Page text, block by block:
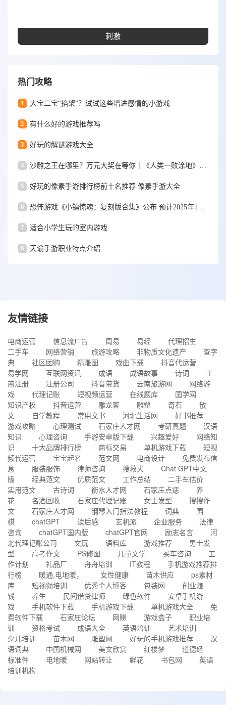
刺激
热门攻略
1 大宝二宝“掐架”？试试这些增进感情的小游戏
2 有什么好的游戏推荐吗
3 好玩的解谜游戏大全
4 沙雕之王在哪里？万元大奖在等你｜《人类一败涂地》手游视频大赛
5 好玩的像素手游排行榜前十名推荐 像素手游大全
6 恐怖游戏《小镇惊魂：复刻版合集》公布 预计2025年1月15日发售
7 适合小学生玩的室内游戏
8 天谕手游职业特点介绍
友情链接
电商运营 信息流广告 周易 易经
代理招生
二手车
网络营销 旅游攻略 非物质文化遗产
查字
典
社区团购 精雕图 戏曲下载
抖音代运营
易学网
互联网资讯 成语 成语故事 诗词
工
商注册
注册公司 抖音带货 云南旅游网
网络游
戏
代理记账 短视频运营 在线题库
国学网
知识产权
抖音运营 雕龙客 雕塑 奇石
散
文
自学教程 常用文书 河北生活网
好书推荐
游戏攻略
心理测试 石家庄人才网 考研真题
汉语
知识
心理咨询 手游安卓版下载 兴趣爱好
网络知
识
十大品牌排行榜 商标交易 单机游戏下载
短视
频代运营
宝宝起名 范文网 电商设计
免费发布信
息
服装服饰 律师咨询 搜救犬
Chat GPT中文
版
经典范文 优质范文 工作总结
二手车估价
实用范文
古诗词 衡水人才网 石家庄点痣
养
花
名酒回收 石家庄代理记账 女士发型
搜搜作
文
石家庄人才网 钢琴入门指法教程 词典
围
棋
chatGPT 读后感 玄机派 企业服务
法律
咨询
chatGPT国内版 chatGPT官网 励志名言
河
北代理记账公司
文玩 语料库 游戏推荐
男士发
型
高考作文 PS修图 儿童文学 买车咨询
工
作计划
礼品厂 舟舟培训 IT教程
手机游戏推荐排
行榜
暖通,电地暖， 女性健康 苗木供应
ps素材
库
短视频培训 优秀个人博客 包装网
创业赚
钱
养生 民间借贷律师 绿色软件
安卓手机游
戏
手机软件下载 手机游戏下载 单机游戏大全
免
费软件下载
石家庄论坛 网赚 游戏盒子
职业培
训
资格考试 成语大全 英语培训
艺术培训
少儿培训
苗木网 雕塑网 好玩的手机游戏推荐
汉
语词典
中国机械网 美文欣赏 红楼梦
道德经
标准件
电地暖 网站转让 鲜花 书包网
英语
培训机构